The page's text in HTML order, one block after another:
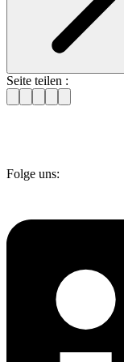
Seite teilen :
Folge uns: